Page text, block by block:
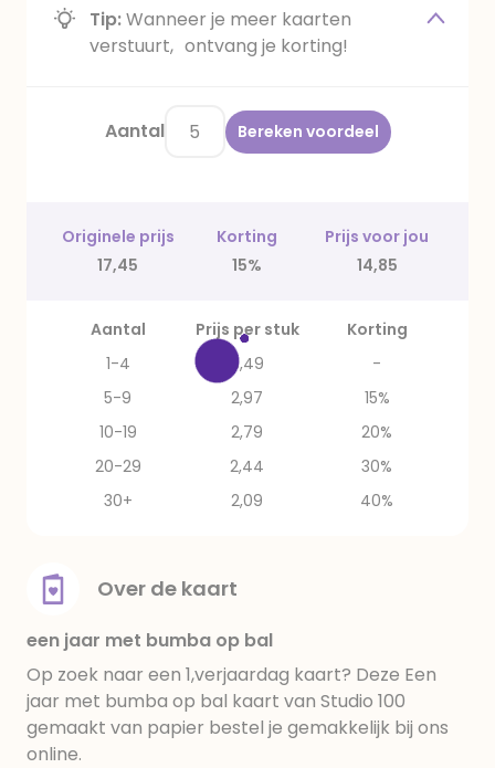
Tip:Wanneer je meer kaarten
verstuurt, ontvang je korting!
Aantal Bereken voordeel
Originele prijs Korting
Prijs voor jou
17,45
15% 14,85
Aantal Prijs per stuk
Korting
1-4
3,49
-
5-9
2,97
15%
10-19
2,79
20%
20-29
2,44
30%
30+
2,09 40%
Over de kaart
een jaar met bumba op bal
Op zoek naar een 1,verjaardag kaart? Deze Een
jaar met bumba op bal kaart van Studio 100
gemaakt van papier bestel je gemakkelijk bij ons
online.